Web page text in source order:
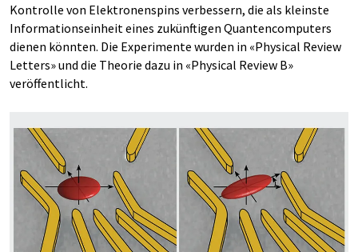
Kontrolle von Elektronenspins verbessern, die als kleinste
Informationseinheit eines zukünftigen Quantencomputers
dienen könnten. Die Experimente wurden in «Physical Review
Letters» und die Theorie dazu in «Physical Review B»
veröffentlicht.